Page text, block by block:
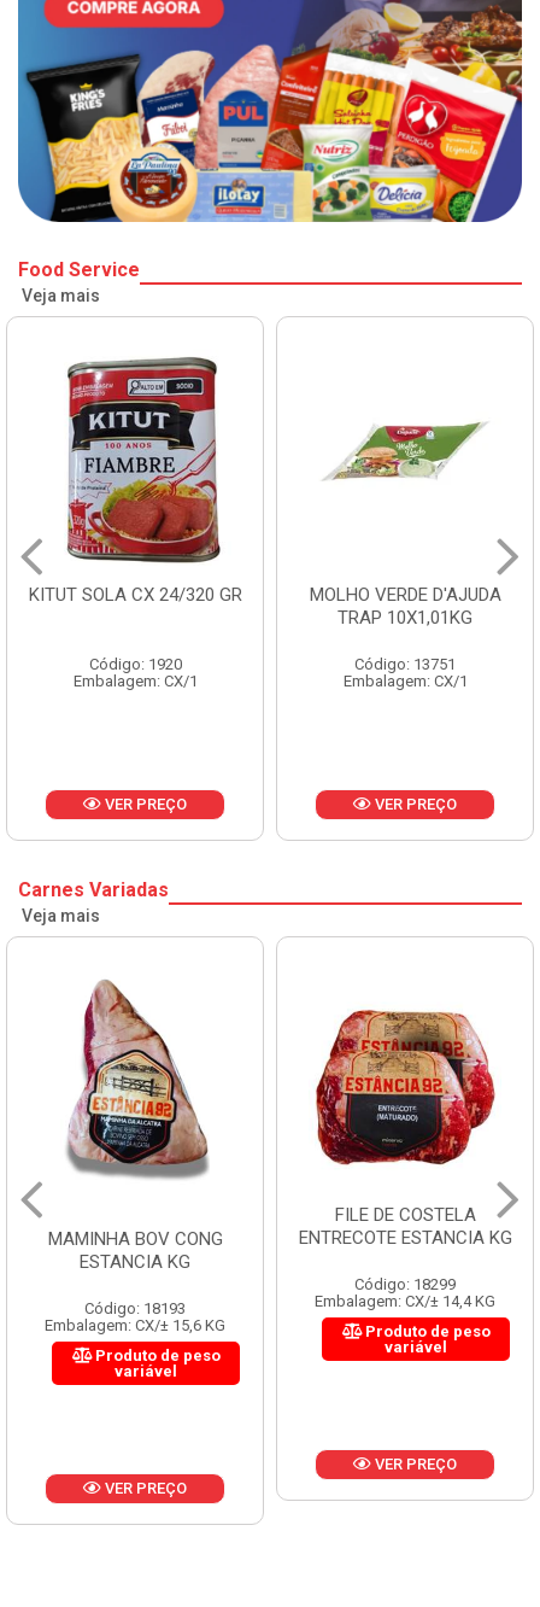
Food Service
Veja mais
KITUT SOLA CX 24/320 GR
Código: 1920
Embalagem: CX/1
VER PREÇO
MOLHO VERDE D'AJUDA
TRAP 10X1,01KG
Código: 13751
Embalagem: CX/1
VER PREÇO
Carnes Variadas
Veja mais
MAMINHA BOV CONG
ESTANCIA KG
Código: 18193
Embalagem: CX/± 15,6 KG
Produto de peso
variável
VER PREÇO
FILE DE COSTELA
ENTRECOTE ESTANCIA KG
Código: 18299
Embalagem: CX/± 14,4 KG
Produto de peso
variável
VER PREÇO